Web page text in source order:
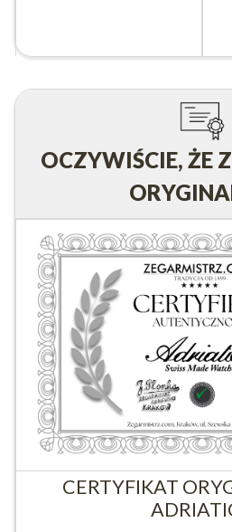
OCZYWIŚCIE, ŻE
CERTYFIKAT